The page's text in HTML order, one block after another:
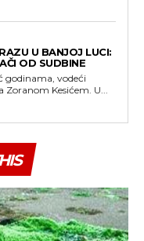
U BANJOJ LUCI:
OD SUDBINE
godinama, vodeći
izrazito popularnu emisiju 24 minuta sa Zoranom Kesićem. U...